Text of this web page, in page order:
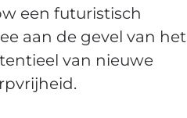
een futuristisch
aan de gevel van het
van nieuwe